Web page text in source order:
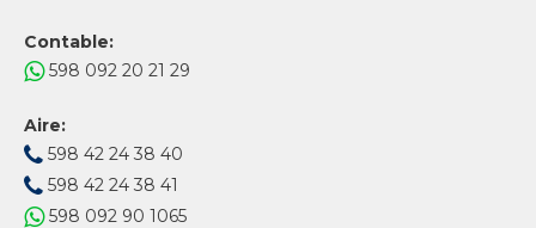
Contable:
598 092 20 21 29
Aire:
598 42 24 38 40
598 42 24 38 41
598 092 90 1065